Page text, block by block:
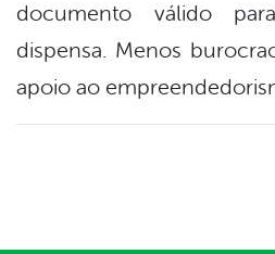
documento válido
dispensa. Menos
apoio ao